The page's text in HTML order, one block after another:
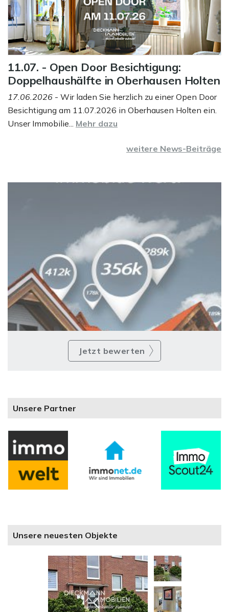
11.07. - Open Door Besichtigung:
Doppelhaushälfte in Oberhausen Holten
17.06.2026 - Wir laden Sie herzlich zu einer Open Door
Besichtigung am 11.07.2026 in Oberhausen Holten ein.
Unser Immobilie... Mehr dazu
weitere News-Beiträge
Jetzt bewerten
Unsere Partner
Unsere neuesten Objekte